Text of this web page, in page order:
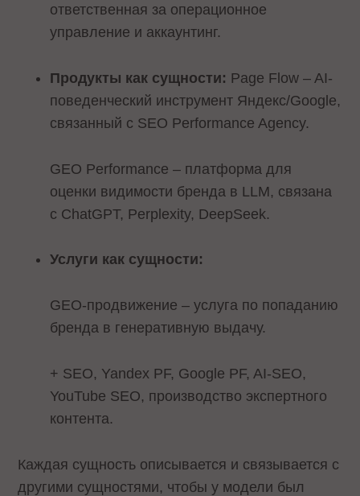
ответственная за операционное
управление и аккаунтинг.
Продукты как сущности: Page Flow – AI-
поведенческий инструмент Яндекс/Google,
связанный с SEO Performance Agency.
GEO Performance – платформа для
оценки видимости бренда в LLM, связана
с ChatGPT, Perplexity, DeepSeek.
Услуги как сущности:
GEO-продвижение – услуга по попаданию
бренда в генеративную выдачу.
+ SEO, Yandex PF, Google PF, AI-SEO,
YouTube SEO, производство экспертного
контента.
Каждая сущность описывается и связывается с
другими сущностями, чтобы у модели был